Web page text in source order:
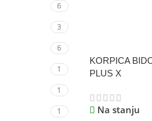
6
3
6
1
1
1
KORPICA
PLUS X
Na stanju